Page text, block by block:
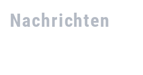
Nachrichten